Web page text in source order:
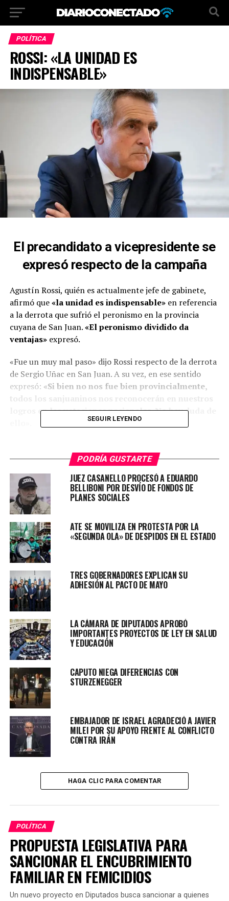
POLÍTICA
ROSSI: «LA UNIDAD ES
INDISPENSABLE»
El precandidato a vicepresidente se
expresó respecto de la campaña
Agustín Rossi, quién es actualmente jefe de gabinete,
afirmó que«la unidad es indispensable» en referencia
a la derrota que sufrió el peronismo en la provincia
cuyana de San Juan.«El peronismo dividido da
ventajas»expresó.
«Fue un muy mal paso» dijo Rossi respecto de la derrota
de Sergio Uñac en San Juan. A su vez, en ese sentido
expresó: «Si bien no nos fue bien provincialmente,
todos los sanjuaninos nos reconocerán en nuestros
logros en las votaciones nacionales. No hay duda de
Rossi y la unidad indispensable en
UxP
Rossi, quién dijo que la unidad es indispensable dentro
del peronismo también dijo:
Sergio (Massa). Esta es una fórmula que
compartimos el jefe de Gabinete y el ministro de
Economía de Alberto Fernández. Por lo que la
arquitectura electoral del UxP es de fuerte unidad»
Lee también:TOLOSA PAZ EN JORNADAS
nos diferencia de Cambiemos. Sorprende el nivel de
violencia de su campaña. Esto terminará
redundando de manera positiva para nuestros
candidatos, que hacen hincapié en sus posibilidades
sin denostar al otro» concluyó el Jefe de Gabinete.
TEMAS RELACIONADOS: PORTADA
SEGUIR LEYENDO
PODRÍA GUSTARTE
JUEZ CASANELLO PROCESÓ A EDUARDO
BELLIBONI POR DESVÍO DE FONDOS DE
PLANES SOCIALES
ATE SE MOVILIZA EN PROTESTA POR LA
«SEGUNDA OLA» DE DESPIDOS EN EL ESTADO
TRES GOBERNADORES EXPLICAN SU
ADHESIÓN AL PACTO DE MAYO
LA CÁMARA DE DIPUTADOS APROBÓ
IMPORTANTES PROYECTOS DE LEY EN SALUD
Y EDUCACIÓN
CAPUTO NIEGA DIFERENCIAS CON
STURZENEGGER
EMBAJADOR DE ISRAEL AGRADECIÓ A JAVIER
MILEI POR SU APOYO FRENTE AL CONFLICTO
CONTRA IRÁN
HAGA CLIC PARA COMENTAR
POLÍTICA
PROPUESTA LEGISLATIVA PARA
SANCIONAR EL ENCUBRIMIENTO
FAMILIAR EN FEMICIDIOS
Un nuevo proyecto en Diputados busca sancionar a quienes